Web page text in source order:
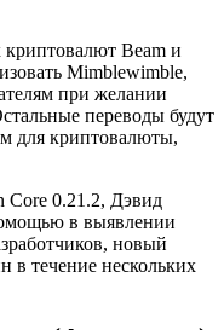
Beam и
Mimblewimble,
при желании
переводы будут
для криптовалюты,
Core 0.21.2, Дэвид
в выявлении
новый
в течение нескольких